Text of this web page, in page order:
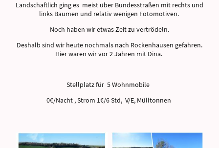
Landschaftlich ging es meist über Bundesstraßen mit rechts und
links Bäumen und relativ wenigen Fotomotiven.
Noch haben wir etwas Zeit zu vertrödeln.
Deshalb sind wir heute nochmals nach Rockenhausen gefahren.
Hier waren wir vor 2 Jahren mit Dina.
Stellplatz für 5 Wohnmobile
0€/Nacht , Strom 1€/6 Std, V/E, Mülltonnen